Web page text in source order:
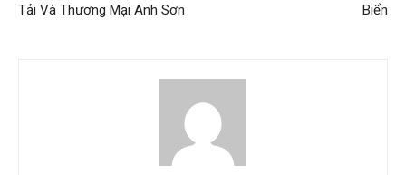
Tải Và Thương Mại Anh Sơn
Biển